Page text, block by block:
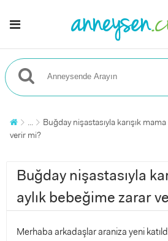
...
Buğday nişastasıyla karışık
verir mi?
Buğday nişastasıyla
aylık bebeğime zarar
Merhaba arkadaşlar araniza yeni